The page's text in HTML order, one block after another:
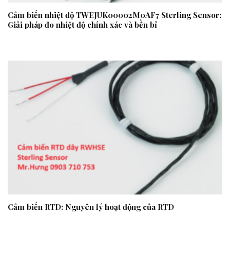
Cảm biến nhiệt độ TWEJUK00002M0AF7 Sterling Sensor:
Giải pháp đo nhiệt độ chính xác và bền bỉ
Cảm biến RTD: Nguyên lý hoạt động của RTD